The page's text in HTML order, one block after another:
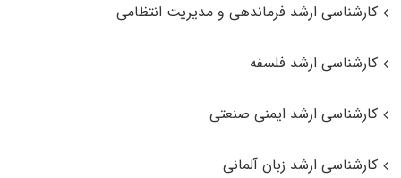
کارشناسی ارشد فرماندهی و مدیریت انتظامی
کارشناسی ارشد فلسفه
کارشناسی ارشد ایمنی صنعتی
کارشناسی ارشد زبان آلمانی